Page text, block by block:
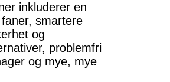
inkluderer en
smartere
og
problemfri
og mye, mye